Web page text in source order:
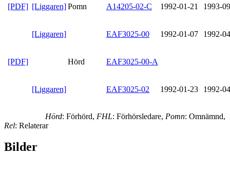
[PDF] [Liggaren]Pomn A14205-02-C 1992-01-21 1993-
[Liggaren] EAF3025-00 1992-01-07 1992-
[PDF] Hörd EAF3025-00-A
[Liggaren] EAF3025-02 1992-01-23 1992-
Hörd: Förhörd, FHL: Förhörsledare, Pomn: Omnämnd,
Rel: Relaterar
Bilder